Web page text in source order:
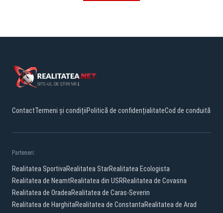
ContactTermeni și condițiiPolitică de confidențialitateCod de conduită
Parteneri:
Realitatea SportivaRealitatea StarRealitatea Ecologista
Realitatea de NeamtRealitatea din USRRealitatea de Covasna
Realitatea de OradeaRealitatea de Caras-Severin
Realitatea de HarghitaRealitatea de ConstantaRealitatea de Arad